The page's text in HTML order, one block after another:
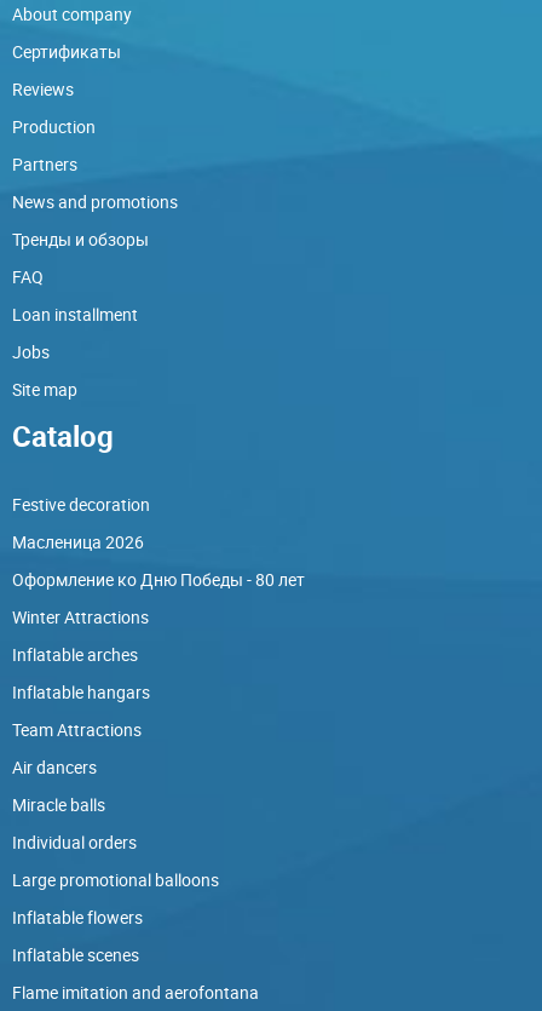
About company
Сертификаты
Reviews
Production
Partners
News and promotions
Тренды и обзоры
FAQ
Loan installment
Jobs
Site map
Catalog
Festive decoration
Масленица 2026
Оформление ко Дню Победы - 80 лет
Winter Attractions
Inflatable arches
Inflatable hangars
Team Attractions
Air dancers
Miracle balls
Individual orders
Large promotional balloons
Inflatable flowers
Inflatable scenes
Flame imitation and aerofontana